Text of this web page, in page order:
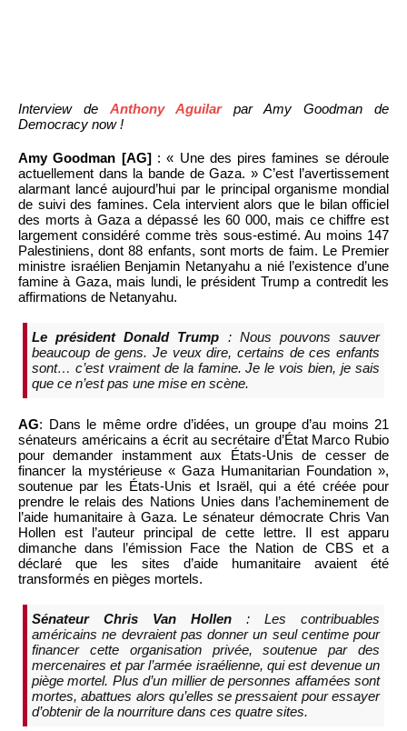
Interview de Anthony Aguilarpar Amy Goodman de
Democracy now !
Amy Goodman [AG]: « Une des pires famines se déroule
actuellement dans la bande de Gaza. » C’est l’avertissement
alarmant lancé aujourd’hui par le principal organisme mondial
de suivi des famines. Cela intervient alors que le bilan officiel
des morts à Gaza a dépassé les 60 000, mais ce chiffre est
largement considéré comme très sous-estimé. Au moins 147
Palestiniens, dont 88 enfants, sont morts de faim. Le Premier
ministre israélien Benjamin Netanyahu a nié l’existence d’une
famine à Gaza, mais lundi, le président Trump a contredit les
affirmations de Netanyahu.
Le président Donald Trump : Nous pouvons sauver
beaucoup de gens. Je veux dire, certains de ces enfants
sont… c’est vraiment de la famine. Je le vois bien, je sais
que ce n’est pas une mise en scène.
AG: Dans le même ordre d’idées, un groupe d’au moins 21
sénateurs américains a écrit au secrétaire d’État Marco Rubio
pour demander instamment aux États-Unis de cesser de
financer la mystérieuse « Gaza Humanitarian Foundation »,
soutenue par les États-Unis et Israël, qui a été créée pour
prendre le relais des Nations Unies dans l’acheminement de
l’aide humanitaire à Gaza. Le sénateur démocrate Chris Van
Hollen est l’auteur principal de cette lettre. Il est apparu
dimanche dans l’émission Face the Nation de CBS et a
déclaré que les sites d’aide humanitaire avaient été
transformés en pièges mortels.
Sénateur Chris Van Hollen : Les contribuables
américains ne devraient pas donner un seul centime pour
financer cette organisation privée, soutenue par des
mercenaires et par l’armée israélienne, qui est devenue un
piège mortel. Plus d’un millier de personnes affamées sont
mortes, abattues alors qu’elles se pressaient pour essayer
d’obtenir de la nourriture dans ces quatre sites.